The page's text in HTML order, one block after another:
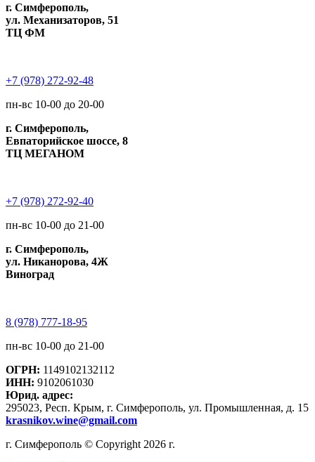
г. Симферополь,
ул. Механизаторов, 51
ТЦ ФМ
+7 (978) 272-92-48
пн-вс 10-00 до 20-00
г. Симферополь,
Евпаторийское шоссе, 8
ТЦ МЕГАНОМ
+7 (978) 272-92-40
пн-вс 10-00 до 21-00
г. Симферополь,
ул. Никанорова, 4Ж
Виноград
8 (978) 777-18-95
пн-вс 10-00 до 21-00
ОГРН: 1149102132112
ИНН: 9102061030
Юрид. адрес:
295023, Респ. Крым, г. Симферополь, ул. Промышленная, д. 15
krasnikov.wine@gmail.com
г. Симферополь © Copyright 2026 г.